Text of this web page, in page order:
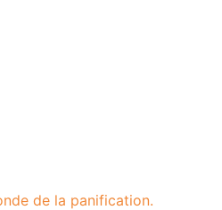
de la panification.